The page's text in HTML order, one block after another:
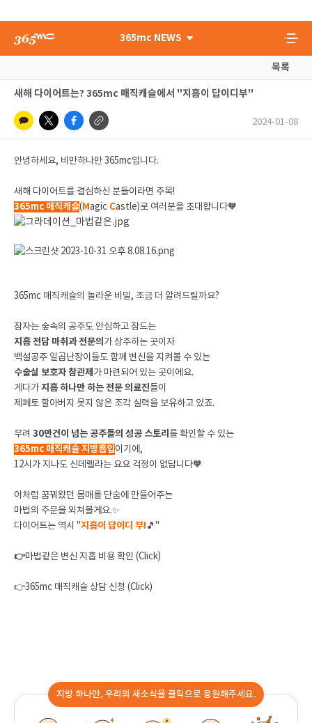
365mc NEWS
목록
새해 다이어트는? 365mc 매직캐슬에서 "지흡이 답이디부"
2024-01-08
안녕하세요, 비만하나만 365mc입니다.
새해 다이어트를 결심하신 분들이라면 주목!
365mc 매직캐슬(Magic Castle)로 여러분을 초대합니다🧡
365mc 매직캐슬의 놀라운 비밀, 조금 더 알려드릴까요?
잠자는 숲속의 공주도 안심하고 잠드는
지흡 전담 마취과 전문의 가 상주하는 곳이자
백설공주 일곱난장이들도 함께 변신을 지켜볼 수 있는
수술실 보호자 참관제 가 마련되어 있는 곳이에요.
게다가지흡 하나만 하는 전문 의료진들이
제페토 할아버지 못지 않은 조각 실력을 보유하고 있죠.
무려 30만건이 넘는 공주들의 성공 스토리 를 확인할 수 있는
365mc 매직캐슬 지방흡입이기에,
12시가 지나도 신데렐라는 요요 걱정이 없답니다🧡
이처럼 꿈꿔왔던 몸매를 단숨에 만들어주는
마법의 주문을 외쳐볼게요.✨
다이어트는 역시 "지흡이 답이디 부!🎵"
👉마법같은 변신 지흡 비용 확인 (Click)
👉365mc 매직캐슬 상담 신청 (Click)
지방 하나만, 우리의 새소식을 클릭으로 응원해주세요.